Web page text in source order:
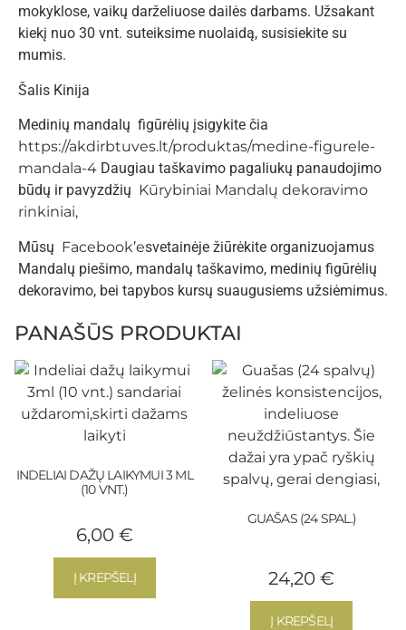
mokyklose, vaikų darželiuose dailės darbams. Užsakant
kiekį nuo 30 vnt. suteiksime nuolaidą, susisiekite su
mumis.
Šalis Kinija
Medinių mandalų figūrėlių įsigykite čia
https://akdirbtuves.lt/produktas/medine-figurele-
mandala-4 Daugiau taškavimo pagaliukų panaudojimo
būdų ir pavyzdžių Kūrybiniai Mandalų dekoravimo
rinkiniai,
Mūsų Facebook’esvetainėje žiūrėkite organizuojamus
Mandalų piešimo, mandalų taškavimo, medinių figūrėlių
dekoravimo, bei tapybos kursų suaugusiems užsiėmimus.
PANAŠŪS PRODUKTAI
INDELIAI DAŽŲ LAIKYMUI 3 ML
(10 VNT.)
6,00 €
Į KREPŠELĮ
GUAŠAS (24 SPAL.)
24,20€
Į KREPŠELĮ